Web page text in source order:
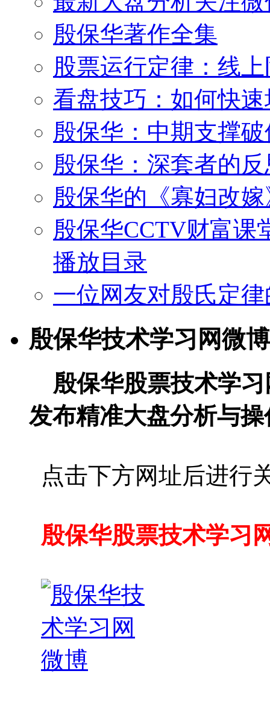
殷保华著作全集
股票运行定律：线
看盘技巧：如何快
殷保华：中期支撑
殷保华：深套者的
殷保华的《寡妇改
殷保华CCTV财富课
播放目录
一位网友对殷氏定
殷保华技术学习网微博
殷保华股票技术学习
发布精准大盘分析与
点击下方网址后进行
殷保华股票技术学习